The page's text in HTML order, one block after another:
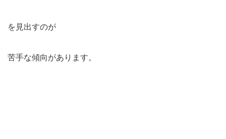
を見出すのが
苦手な傾向があります。